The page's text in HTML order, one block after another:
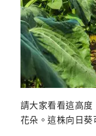
請大家看看這高
花朵。這株向日葵